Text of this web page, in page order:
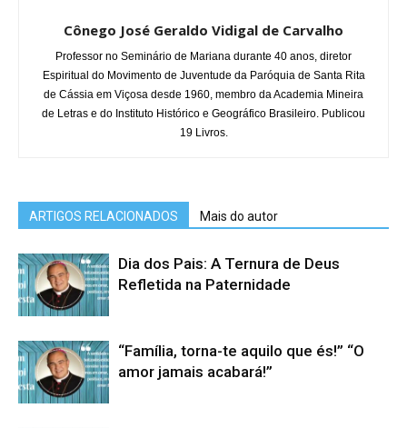
Cônego José Geraldo Vidigal de Carvalho
Professor no Seminário de Mariana durante 40 anos, diretor
Espiritual do Movimento de Juventude da Paróquia de Santa Rita
de Cássia em Viçosa desde 1960, membro da Academia Mineira
de Letras e do Instituto Histórico e Geográfico Brasileiro. Publicou
19 Livros.
ARTIGOS RELACIONADOS Mais do autor
Dia dos Pais: A Ternura de Deus
Refletida na Paternidade
“Família, torna-te aquilo que és!” “O
amor jamais acabará!”